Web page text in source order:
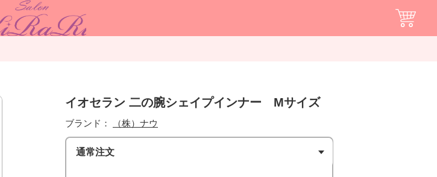
イオセラン 二の腕シェイプインナー Mサイズ
ブランド： （株）ナウ
通常注文